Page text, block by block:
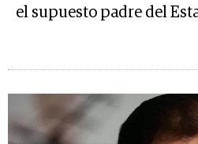
el supuesto padre del